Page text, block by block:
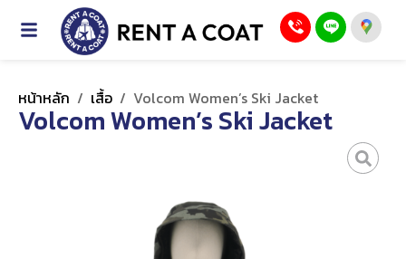
หน้าหลัก / เสื้อ / Volcom Women’s Ski Jacket
Volcom Women’s Ski Jacket